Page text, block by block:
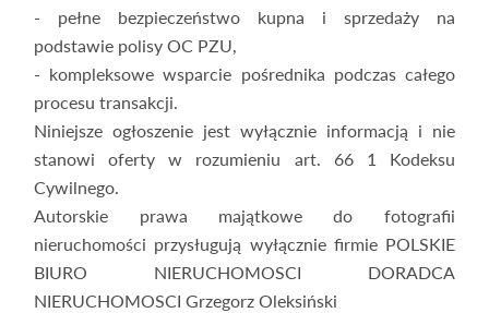
- pełne bezpieczeństwo kupna i sprzedaży na
podstawie polisy OC PZU,
- kompleksowe wsparcie pośrednika podczas całego
procesu transakcji.
Niniejsze ogłoszenie jest wyłącznie informacją i nie
stanowi oferty w rozumieniu art. 66 1 Kodeksu
Cywilnego.
Autorskie prawa majątkowe do fotografii
nieruchomości przysługują wyłącznie firmie POLSKIE
BIURO NIERUCHOMOSCI DORADCA
NIERUCHOMOSCI Grzegorz Oleksiński